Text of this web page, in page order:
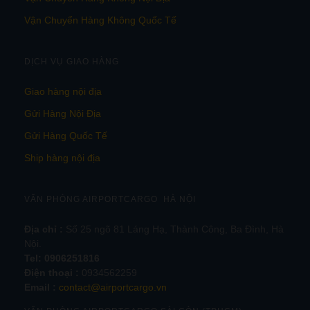
Vận Chuyển Hàng Không Quốc Tế
DỊCH VỤ GIAO HÀNG
Giao hàng nội địa
Gửi Hàng Nội Địa
Gửi Hàng Quốc Tế
Ship hàng nội địa
VĂN PHÒNG AIRPORTCARGO HÀ NỘI
contact@airportcargo.vn